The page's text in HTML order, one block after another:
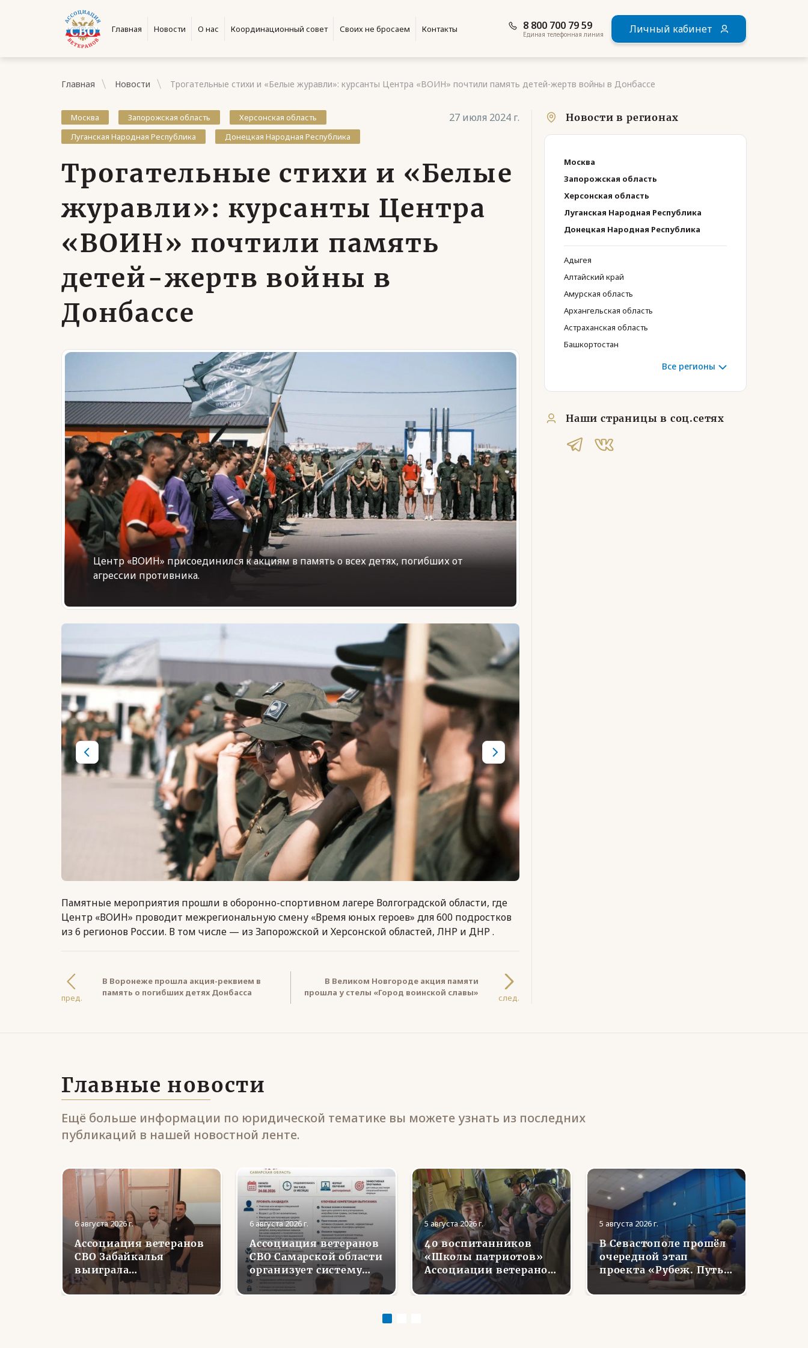
Главная Новости О нас Координационный совет Своих не бросаем Контакты 8 800 700 79 59
Единая телефонная линия Личный кабинет
Главная Новости Трогательные стихи и «Белые журавли»: курсанты Центра «ВОИН» почтили память детей-жертв войны в Донбассе
Москва Запорожская область
Херсонская область
Луганская Народная Республика
Донецкая Народная Республика
27 июля 2024 г.
Трогательные стихи и «Белые
журавли»: курсанты Центра
«ВОИН» почтили память
детей-жертв войны в
Донбассе
Центр «ВОИН» присоединился к акциям в память о всех детях, погибших от
агрессии противника.
Памятные мероприятия прошли в оборонно-спортивном лагере Волгоградской области, где
Центр «ВОИН» проводит межрегиональную смену «Время юных героев» для 600 подростков
из 6 регионов России. В том числе — из Запорожской и Херсонской областей, ЛНР и ДНР .
пред.
В Воронеже прошла акция-реквием в
память о погибших детях Донбасса
В Великом Новгороде акция памяти
прошла у стелы «Город воинской славы»
след.
Новости в регионах
Москва
Запорожская область
Херсонская область
Луганская Народная Республика
Донецкая Народная Республика
Адыгея
Алтайский край
Амурская область
Архангельская область
Астраханская область
Башкортостан
Все регионы
Наши страницы в соц.сетях
Главные новости
Ещё больше информации по юридической тематике вы можете узнать из последних
публикаций в нашей новостной ленте.
6 августа 2026 г.
Ассоциация ветеранов
СВО Забайкалья
выиграла
губернаторский грант
на проект «Урок
6 августа 2026 г.
Ассоциация ветеранов
СВО Самарской области
организует систему
персонального
кураторства для
5 августа 2026 г.
40 воспитанников
«Школы патриотов»
Ассоциации ветеранов
СВО в Липецкой
области совершили
5 августа 2026 г.
В Севастополе прошёл
очередной этап
проекта «Рубеж. Путь
воина»